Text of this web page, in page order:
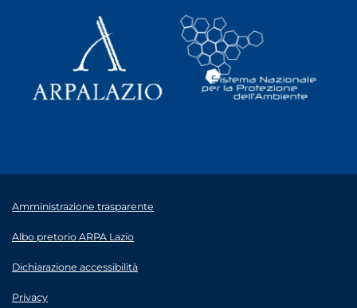
Amministrazione trasparente
Albo pretorio ARPA Lazio
Dichiarazione accessibilità
Privacy